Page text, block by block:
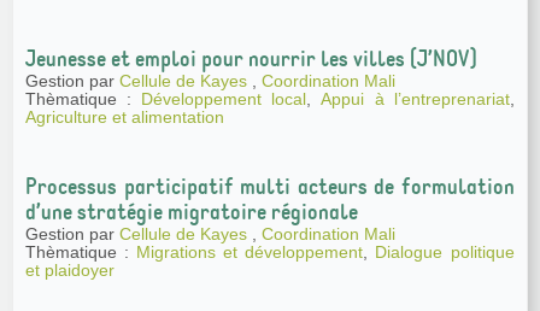
Jeunesse et emploi pour nourrir les villes (J’NOV)
Gestion par Cellule de Kayes
Coordination Mali
Thèmatique : Développement local Appui à l’entreprenariat
Agriculture et alimentation
Processus participatif multi acteurs de formulation
d’une stratégie migratoire régionale
Gestion par Cellule de Kayes
Coordination Mali
Thèmatique : Migrations et développement
Dialogue politique
et plaidoyer